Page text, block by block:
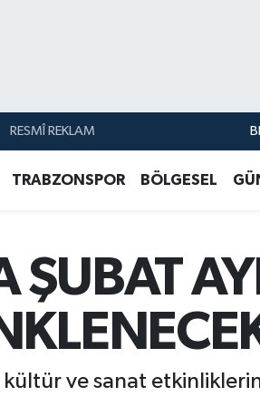
RESMÎ REKLAM
TRABZONSPOR BÖLGESEL
ŞUBAT
ve sanat